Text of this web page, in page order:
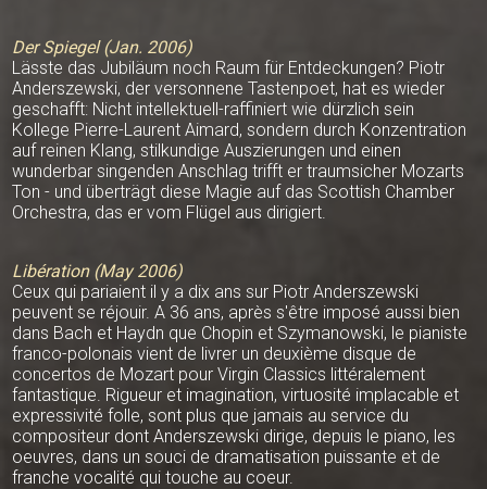
Der Spiegel (Jan. 2006)
Lässte das Jubiläum noch Raum für Entdeckungen? Piotr
Anderszewski, der versonnene Tastenpoet, hat es wieder
geschafft: Nicht intellektuell-raffiniert wie dürzlich sein
Kollege Pierre-Laurent Aimard, sondern durch Konzentration
auf reinen Klang, stilkundige Auszierungen und einen
wunderbar singenden Anschlag trifft er traumsicher Mozarts
Ton - und überträgt diese Magie auf das Scottish Chamber
Orchestra, das er vom Flügel aus dirigiert.
Libération (May 2006)
Ceux qui pariaient il y a dix ans sur Piotr Anderszewski
peuvent se réjouir. A 36 ans, après s'être imposé aussi bien
dans Bach et Haydn que Chopin et Szymanowski, le pianiste
franco-polonais vient de livrer un deuxième disque de
concertos de Mozart pour Virgin Classics littéralement
fantastique. Rigueur et imagination, virtuosité implacable et
expressivité folle, sont plus que jamais au service du
compositeur dont Anderszewski dirige, depuis le piano, les
oeuvres, dans un souci de dramatisation puissante et de
franche vocalité qui touche au coeur.